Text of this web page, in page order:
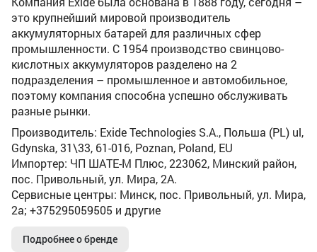
это крупнейший мировой производитель
аккумуляторных батарей для различных сфер
промышленности. C 1954 производство свинцово-
кислотных аккумуляторов разделено на 2
подразделения – промышленное и автомобильное,
поэтому компания способна успешно обслуживать
разные рынки.
Производитель: Exide Technologies S.A., Польша (PL) ul,
Gdynska, 31\33, 61-016, Poznan, Poland, EU
Импортер: ЧП ШАТЕ-М Плюс, 223062, Минский район,
пос. Привольный, ул. Мира, 2А.
Сервисные центры: Минск, пос. Привольный, ул. Мира,
2а; +375295059505 и другие
Подробнее о бренде